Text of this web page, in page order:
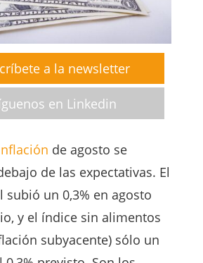
a la newsletter
en Linkedin
de agosto se
de las expectativas. El
subió un 0,3% en agosto
y el índice sin alimentos
subyacente) sólo un